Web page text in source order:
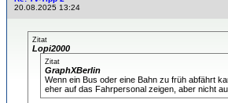
20.08.2025 13:24
Zitat
Lopi2000
Zitat
GraphXBerlin
Wenn ein Bus oder eine Bahn zu früh abfährt
eher auf das Fahrpersonal zeigen, aber nicht